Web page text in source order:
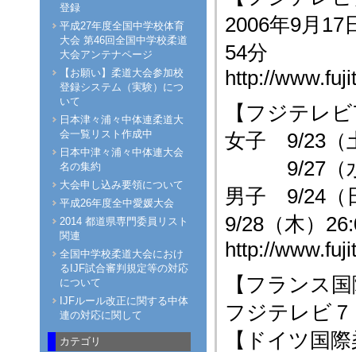
2006年9月
54分
http://
【フジテレ
女子 9/23（
9/27（水
男子 9/24（
9/28（木）
http://
【フランス
フジテレビ
【ドイツ国
登録
平成27年度全国中学校体育
大会 第46回全国中学校柔道
大会アンテナページ
【お願い】柔道大会参加校
登録システム（実験）につ
いて
日本津々浦々中体連柔道大
会一覧リスト作成中
日本中津々浦々中体連大会
名の集約
大会申し込み要領について
平成26年度全中愛媛大会
2014 都道県専門委員リスト
関連
全国中学校柔道大会におけ
るIJF試合審判規定等の対応
について
IJFルール改正に関する中体
連の対応に関して
カテゴリ